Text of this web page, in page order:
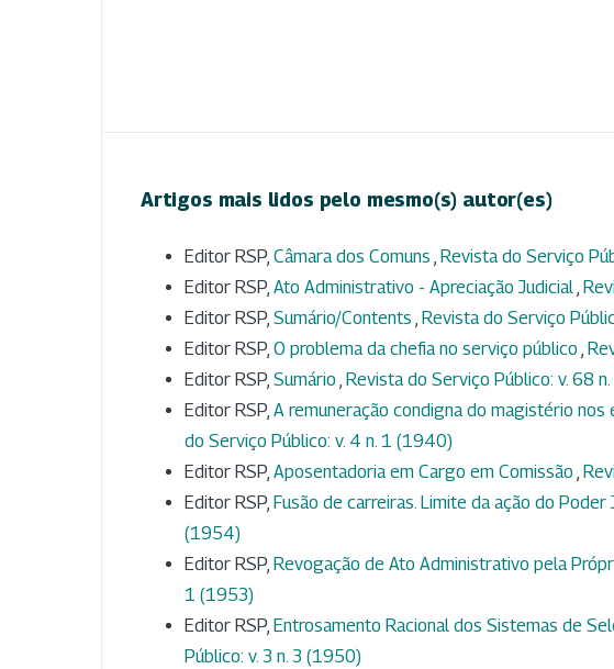
Artigos mais lidos pelo mesmo(s) autor(es)
Editor RSP, Câmara dos Comuns , Revista do Serviço
Editor RSP, Ato Administrativo - Apreciação Judicial,
Editor RSP, Sumário/Contents , Revista do Serviço
Editor RSP, O problema da chefia no serviço público ,
Editor RSP, Sumário , Revista do Serviço Público: v. 68
Editor RSP, A remuneração condigna do magistério
do Serviço Público: v. 4 n. 1 (1940)
Editor RSP, Aposentadoria em Cargo em Comissão ,
Editor RSP, Fusão de carreiras. Limite da ação do Poder
(1954)
Editor RSP, Revogação de Ato Administrativo pela
1 (1953)
Editor RSP, Entrosamento Racional dos Sistemas de
Público: v. 3 n. 3 (1950)